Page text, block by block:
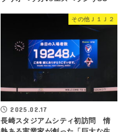
その他Ｊ１Ｊ２
2025.02.17
長崎スタジアムシティ初訪問 情